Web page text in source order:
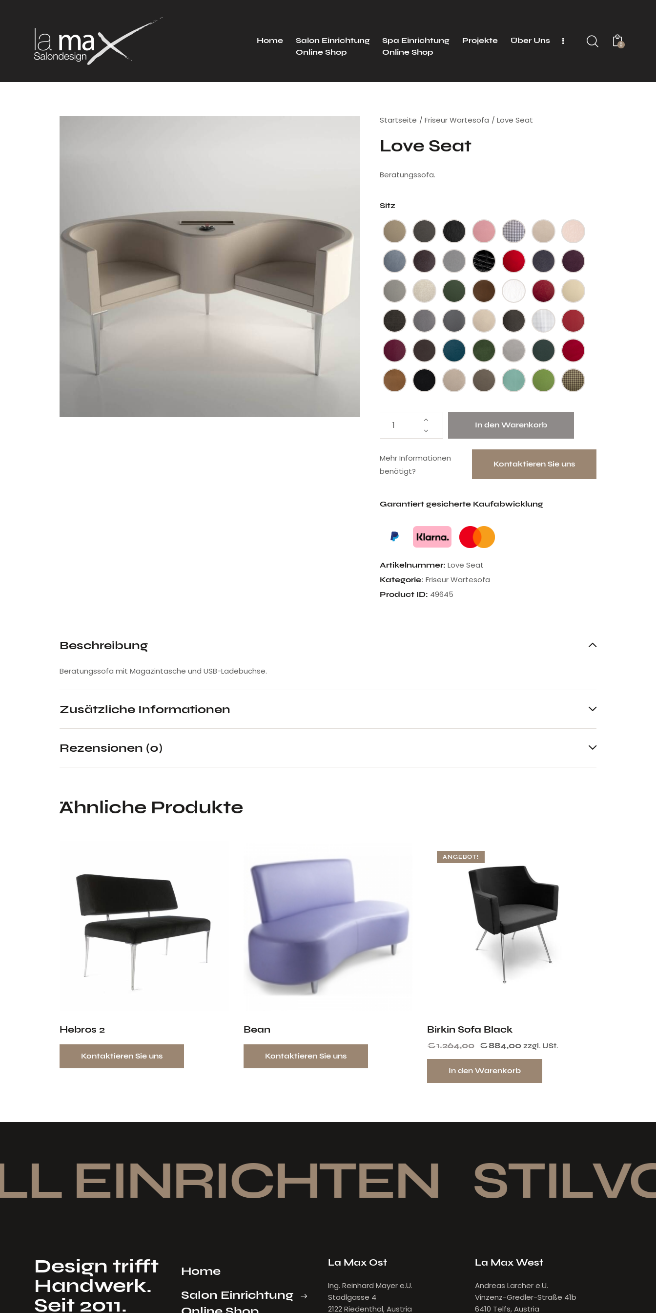
Home
Salon Einrichtung
Online Shop
Spa Einrichtung
Online Shop
Projekte Über Uns 0
Startseite Friseur Wartesofa Love Seat
Love Seat
Beratungssofa.
Sitz
In den Warenkorb
Mehr Informationen
benötigt?
Kontaktieren Sie uns
Garantiert gesicherte Kaufabwicklung
Artikelnummer: Love Seat
Kategorie: Friseur Wartesofa
Product ID: 49645
Beschreibung
Beratungssofa mit Magazintasche und USB-Ladebuchse.
Zusätzliche Informationen
Rezensionen (0)
Ähnliche Produkte
Hebros 2
Kontaktieren Sie uns
Bean
Kontaktieren Sie uns
ANGEBOT!
Birkin Sofa Black
€1.264,00 €884,00 zzgl. USt.
In den Warenkorb
EINRICHTEN
Design trifft
Handwerk.
Seit 2011.
Home
Salon Einrichtung
La Max Ost
Ing. Reinhard Mayer e.U.
Stadlgasse 4
2122 Riedenthal, Austria
La Max West
Andreas Larcher e.U.
Vinzenz-Gredler-Straße 41b
6410 Telfs, Austria